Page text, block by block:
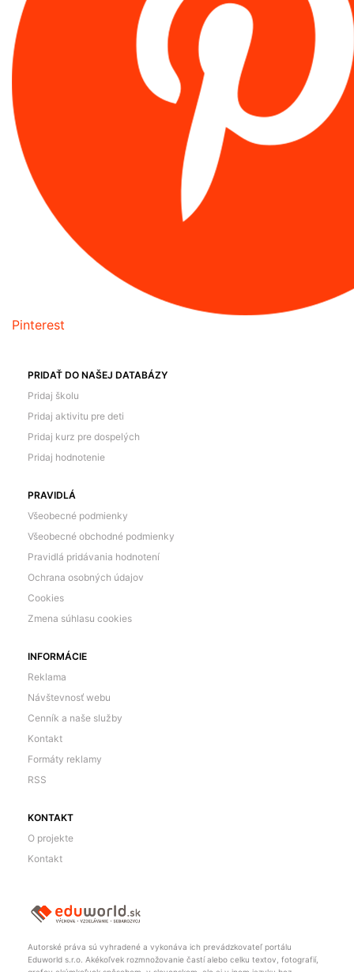
Pinterest
PRIDAŤ DO NAŠEJ DATABÁZY
Pridaj školu
Pridaj aktivitu pre deti
Pridaj kurz pre dospelých
Pridaj hodnotenie
PRAVIDLÁ
Všeobecné podmienky
Všeobecné obchodné podmienky
Pravidlá pridávania hodnotení
Ochrana osobných údajov
Cookies
Zmena súhlasu cookies
INFORMÁCIE
Reklama
Návštevnosť webu
Cenník a naše služby
Kontakt
Formáty reklamy
RSS
KONTAKT
O projekte
Kontakt
Autorské práva sú vyhradené a vykonáva ich prevádzkovateľ portálu
Eduworld s.r.o. Akékoľvek rozmnožovanie častí alebo celku textov, fotografií,